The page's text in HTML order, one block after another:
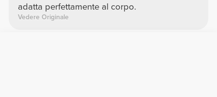
adatta perfettamente al corpo.
Vedere Originale